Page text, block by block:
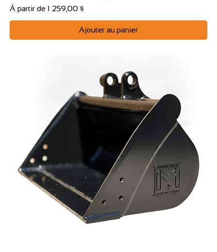
À partir de 1 259,00 $
Prix promotionnel
Ajouter au panier